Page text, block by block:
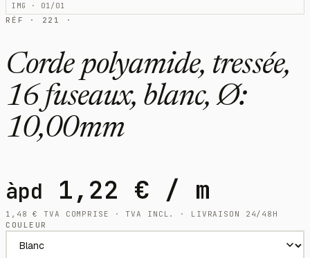
IMG · 01/01
RÉF · 221 ·
Corde polyamide, tressée,
16 fuseaux, blanc, Ø:
10,00mm
àpd 1,22 € / m
1,48€
TVA COMPRISE · TVA INCL. · LIVRAISON 24/48H
COULEUR